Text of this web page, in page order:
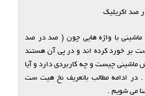
صد اکریلیک
ماشینی با واژه هایی چون ( صد در صد
بر خورد کرده اند و در پی آن هستند
چیست و چه کاربردی دارد و آیا
ادامه مطالب باتعریف نخ هیت ست
می شویم .